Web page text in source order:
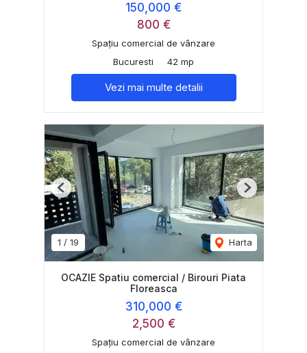
150,000 €
800 €
Spațiu comercial de vânzare
Bucuresti
42 mp
Vezi mai multe detalii
1 / 19 Harta
Previous Next
OCAZIE Spatiu comercial / Birouri Piata
Floreasca
310,000 €
2,500 €
Spațiu comercial de vânzare